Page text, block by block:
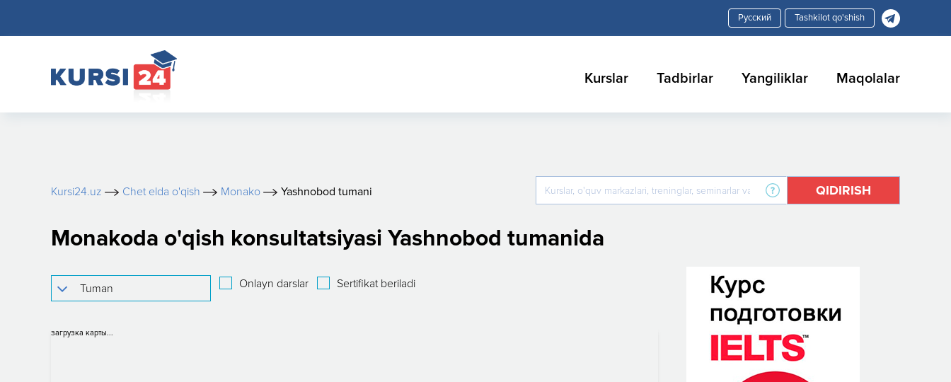
Tashkilot qo'shish
Kurslar Tadbirlar Yangiliklar Maqolalar
Kursi24.uz Chet elda o'qish Monako Yashnobod tumani QIDIRISH
Monakoda o'qish konsultatsiyasi Yashnobod tumanida
Onlayn darslar Sertifikat beriladi
загрузка карты...